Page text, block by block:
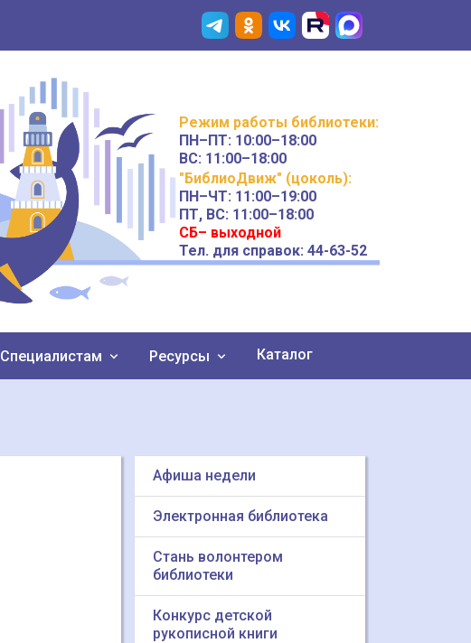
Режим работы библиотеки:
ПН–ПТ: 10:00–18:00
ВС: 11:00–18:00
"БиблиоДвиж" (цоколь):
ПН–ЧТ: 11:00–19:00
ПТ, ВС: 11:00–18:00
СБ– выходной
Тел. для справок: 44-63-52
Специалистам Ресурсы Каталог
Афиша недели
Электронная библиотека
Стань волонтером
библиотеки
Конкурс детской
рукописной книги